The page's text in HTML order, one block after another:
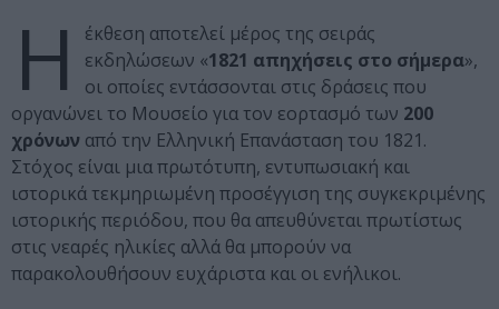
Η
έκθεση αποτελεί μέρος της σειράς
εκδηλώσεων «1821 απηχήσεις στο σήμερα»,
οι οποίες εντάσσονται στις δράσεις που
οργανώνει το Μουσείο για τον εορτασμό των 200
χρόνων από την Ελληνική Επανάσταση του 1821.
Στόχος είναι μια πρωτότυπη, εντυπωσιακή και
ιστορικά τεκμηριωμένη προσέγγιση της συγκεκριμένης
ιστορικής περιόδου, που θα απευθύνεται πρωτίστως
στις νεαρές ηλικίες αλλά θα μπορούν να
παρακολουθήσουν ευχάριστα και οι ενήλικοι.